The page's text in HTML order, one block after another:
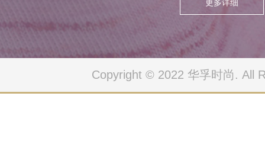
更多详细
Copyright © 2022 华孚时尚. All